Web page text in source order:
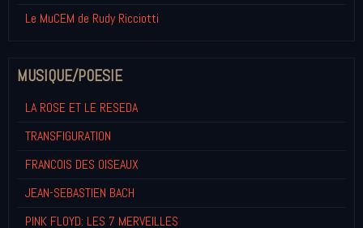
Le MuCEM de Rudy Ricciotti
MUSIQUE/POESIE
LA ROSE ET LE RESEDA
TRANSFIGURATION
FRANCOIS DES OISEAUX
JEAN-SEBASTIEN BACH
PINK FLOYD: LES 7 MERVEILLES